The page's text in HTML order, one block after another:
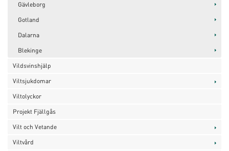
Gävleborg
Gotland
Dalarna
Blekinge
Vildsvinshjälp
Viltsjukdomar
Viltolyckor
Projekt Fjällgås
Vilt och Vetande
Viltvård